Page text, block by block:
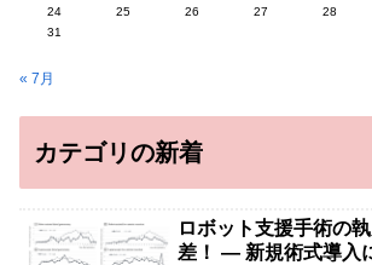
24
25 26 27 28
31
« 7月
カテゴリの新着
ロボット支援手術の
差！ — 新規術式導入